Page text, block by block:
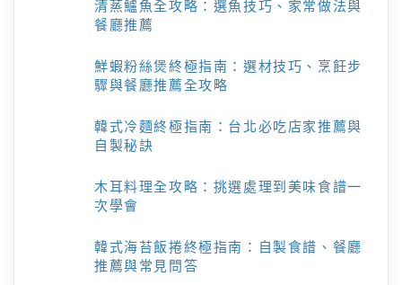
清蒸鱸魚全攻略：選魚技巧、家常做法與
餐廳推薦
鮮蝦粉絲煲終極指南：選材技巧、烹飪步
驟與餐廳推薦全攻略
韓式冷麵終極指南：台北必吃店家推薦與
自製秘訣
木耳料理全攻略：挑選處理到美味食譜一
次學會
韓式海苔飯捲終極指南：自製食譜、餐廳
推薦與常見問答